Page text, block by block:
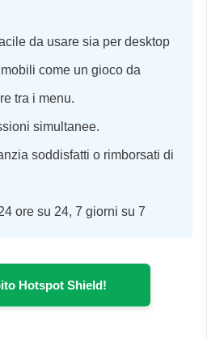
da usare sia per desktop
come un gioco da
tra i menu.
simultanee.
soddisfatti o rimborsati di
ore su 24, 7 giorni su 7
Hotspot Shield!